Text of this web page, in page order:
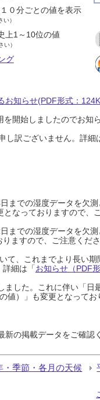
０分ごとの値を表示
い）
上1～10位の値
い）
グ
お知らせ(PDF形式：
開始しましたのでお知
し訳ございません。詳細
までの湿度データを欠
なっておりますので、
までの湿度データを欠
ますので、ご注意くだ
て、これまでより長い
細は「お知らせ（PDF
した。これに伴い「日
値）」も変更となって
の掲載データをご確認
・季節・各月の天候